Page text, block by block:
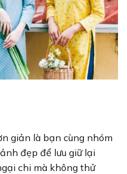
giản là bạn cùng nhóm
đẹp để lưu giữ lại
chi mà không thử